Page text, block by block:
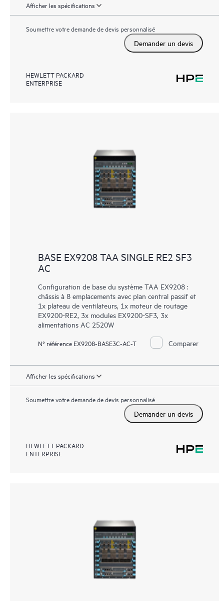
Afficher les spécifications
Soumettre votre demande de devis personnalisé
Demander un devis
HEWLETT PACKARD
ENTERPRISE
BASE EX9208 TAA SINGLE RE2 SF3
AC
Configuration de base du système TAA EX9208 :
châssis à 8 emplacements avec plan central passif et
1x plateau de ventilateurs, 1x moteur de routage
EX9200-RE2, 3x modules EX9200-SF3, 3x
alimentations AC 2520W
N° référence EX9208-BASE3C-AC-T Comparer
Afficher les spécifications
Soumettre votre demande de devis personnalisé
Demander un devis
HEWLETT PACKARD
ENTERPRISE